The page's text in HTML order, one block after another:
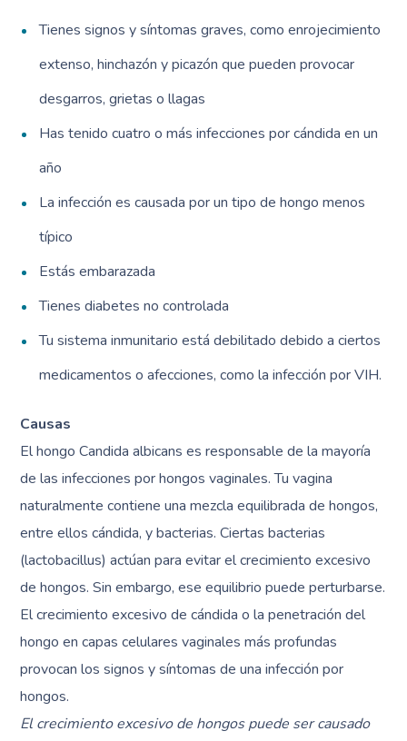
Tienes signos y síntomas graves, como enrojecimiento
extenso, hinchazón y picazón que pueden provocar
desgarros, grietas o llagas
Has tenido cuatro o más infecciones por cándida en un
año
La infección es causada por un tipo de hongo menos
típico
Estás embarazada
Tienes diabetes no controlada
Tu sistema inmunitario está debilitado debido a ciertos
medicamentos o afecciones, como la infección por VIH.
Causas
El hongo Candida albicans es responsable de la mayoría
de las infecciones por hongos vaginales. Tu vagina
naturalmente contiene una mezcla equilibrada de hongos,
entre ellos cándida, y bacterias. Ciertas bacterias
(lactobacillus) actúan para evitar el crecimiento excesivo
de hongos. Sin embargo, ese equilibrio puede perturbarse.
El crecimiento excesivo de cándida o la penetración del
hongo en capas celulares vaginales más profundas
provocan los signos y síntomas de una infección por
hongos.
El crecimiento excesivo de hongos puede ser causado